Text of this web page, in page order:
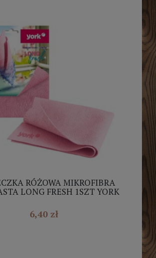
RÓŻOWA MIKROFIBRA
LONG FRESH 1SZT YORK
6,40 zł